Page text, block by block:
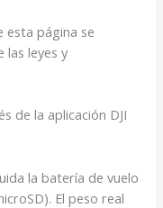
página se
leyes y
de la aplicación DJI
la batería de vuelo
El peso real